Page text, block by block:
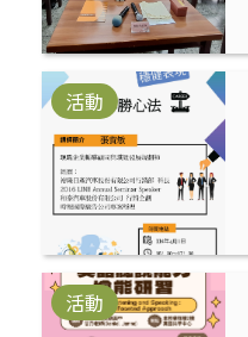
活動
活動